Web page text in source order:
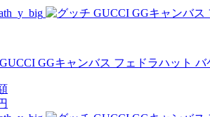
GGキャンバス フェドラハット